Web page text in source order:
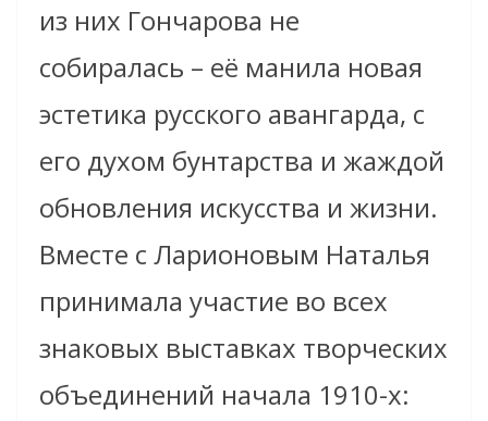
из них Гончарова не
собиралась – её манила новая
эстетика русского авангарда, с
его духом бунтарства и жаждой
обновления искусства и жизни.
Вместе с Ларионовым Наталья
принимала участие во всех
знаковых выставках творческих
объединений начала 1910-х: